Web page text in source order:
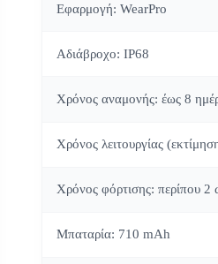
Εφαρμογή: WearPro
Αδιάβροχο: IP68
Χρόνος αναμονής: έως 8
Χρόνος λειτουργίας
Χρόνος φόρτισης: περίπου 2
Μπαταρία: 710 mAh